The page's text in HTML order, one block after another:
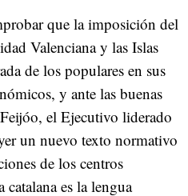
que la imposición del
Valenciana y las Islas
de los populares en sus
y ante las buenas
el Ejecutivo liderado
un nuevo texto normativo
de los centros
catalana es la lengua